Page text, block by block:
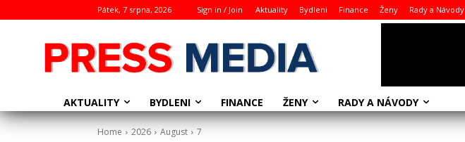
Pátek, 7 srpna, 2026 Sign in / Join Aktuality Bydleni Finance Ženy Rady a Návody
AKTUALITY BYDLENI FINANCE ŽENY RADY A NÁVODY
Home 2026 August 7